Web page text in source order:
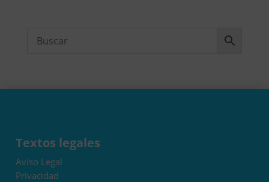
Textos legales
Aviso Legal
Privacidad